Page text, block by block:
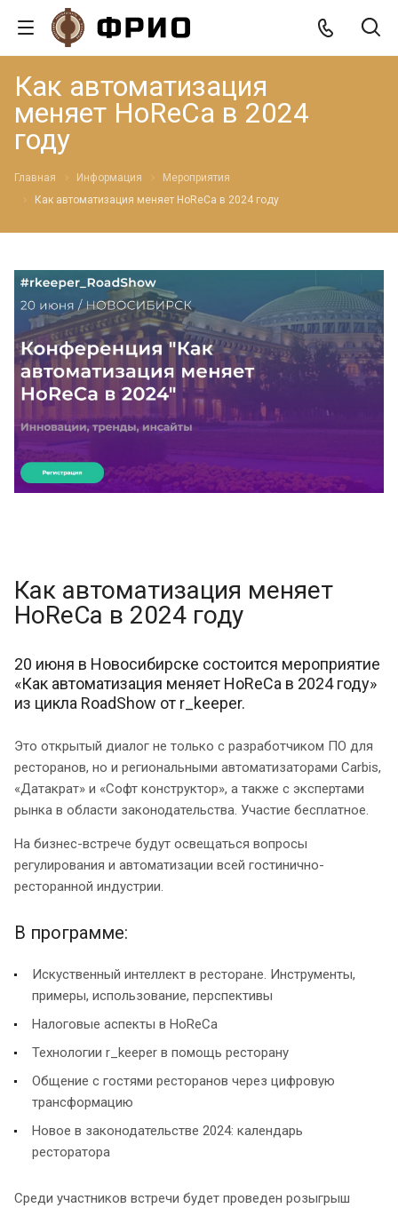
Как автоматизация
меняет HoReCa в 2024
году
Главная Информация
Мероприятия
Как автоматизация меняет HoReCa в 2024 году
Как автоматизация меняет
HoReCa в 2024 году
20 июня в Новосибирске состоится мероприятие
«Как автоматизация меняет HoReCa в 2024 году»
из цикла RoadShow от r_keeper.
Это открытый диалог не только с разработчиком ПО для
ресторанов, но и региональными автоматизаторами Carbis,
«Датакрат» и «Софт конструктор», а также с экспертами
рынка в области законодательства. Участие бесплатное.
На бизнес-встрече будут освещаться вопросы
регулирования и автоматизации всей гостинично-
ресторанной индустрии.
В программе:
Искуственный интеллект в ресторане. Инструменты,
примеры, использование, перспективы
Налоговые аспекты в HoReCa
Технологии r_keeper в помощь ресторану
Общение с гостями ресторанов через цифровую
трансформацию
Новое в законодательстве 2024: календарь
ресторатора
Среди участников встречи будет проведен розыгрыш